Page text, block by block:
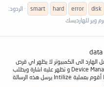
disk
error
hard
smart
الردود:
وير للهارديسك
data
الهارد الى الكمبيوتر لا يظهر اي قرص
(جزء منه) بل يظهر الهارد فقط في Device Manager و تظهر عليه اشارة ويطلب
مني عملية Intilize(MBR-List) وعندما أقوم بعملية Intilize يرسل هذه الرسالة